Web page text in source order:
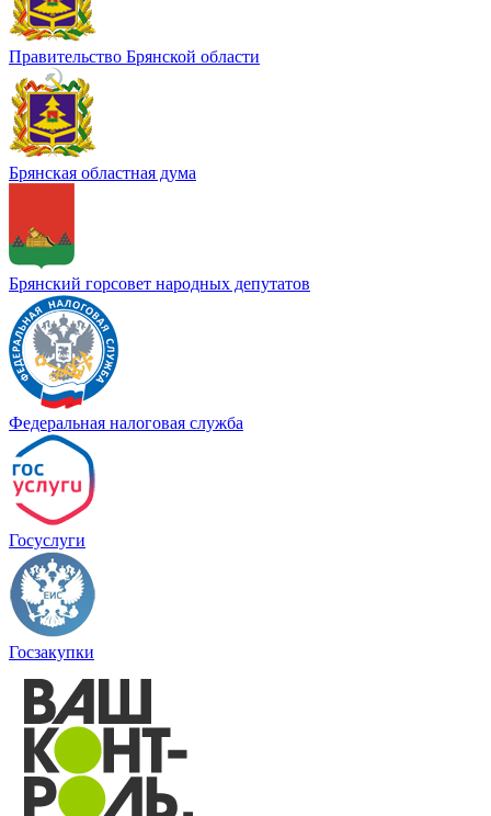
Правительство Брянской области
Брянская областная дума
Брянский горсовет народных депутатов
Федеральная налоговая служба
Госуслуги
Госзакупки